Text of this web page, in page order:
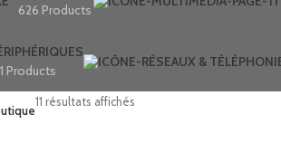
626 Products
Products
11 résultats affichés